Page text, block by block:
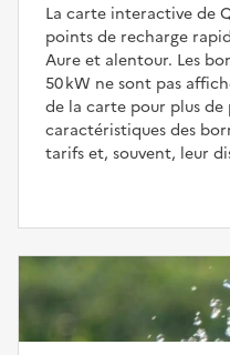
La carte interactive de
points de recharge
Aure et alentour. Les
50 kW ne sont pas
de la carte pour plus de
caractéristiques des
tarifs et, souvent, leur